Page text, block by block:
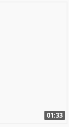
01:33